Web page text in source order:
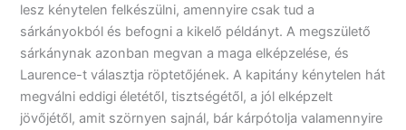
lesz kénytelen felkészülni, amennyire csak tud a
sárkányokból és befogni a kikelő példányt. A megszülető
sárkánynak azonban megvan a maga elképzelése, és
Laurence-t választja röptetőjének. A kapitány kénytelen hát
megválni eddigi életétől, tisztségétől, a jól elképzelt
jövőjétől, amit szörnyen sajnál, bár kárpótolja valamennyire